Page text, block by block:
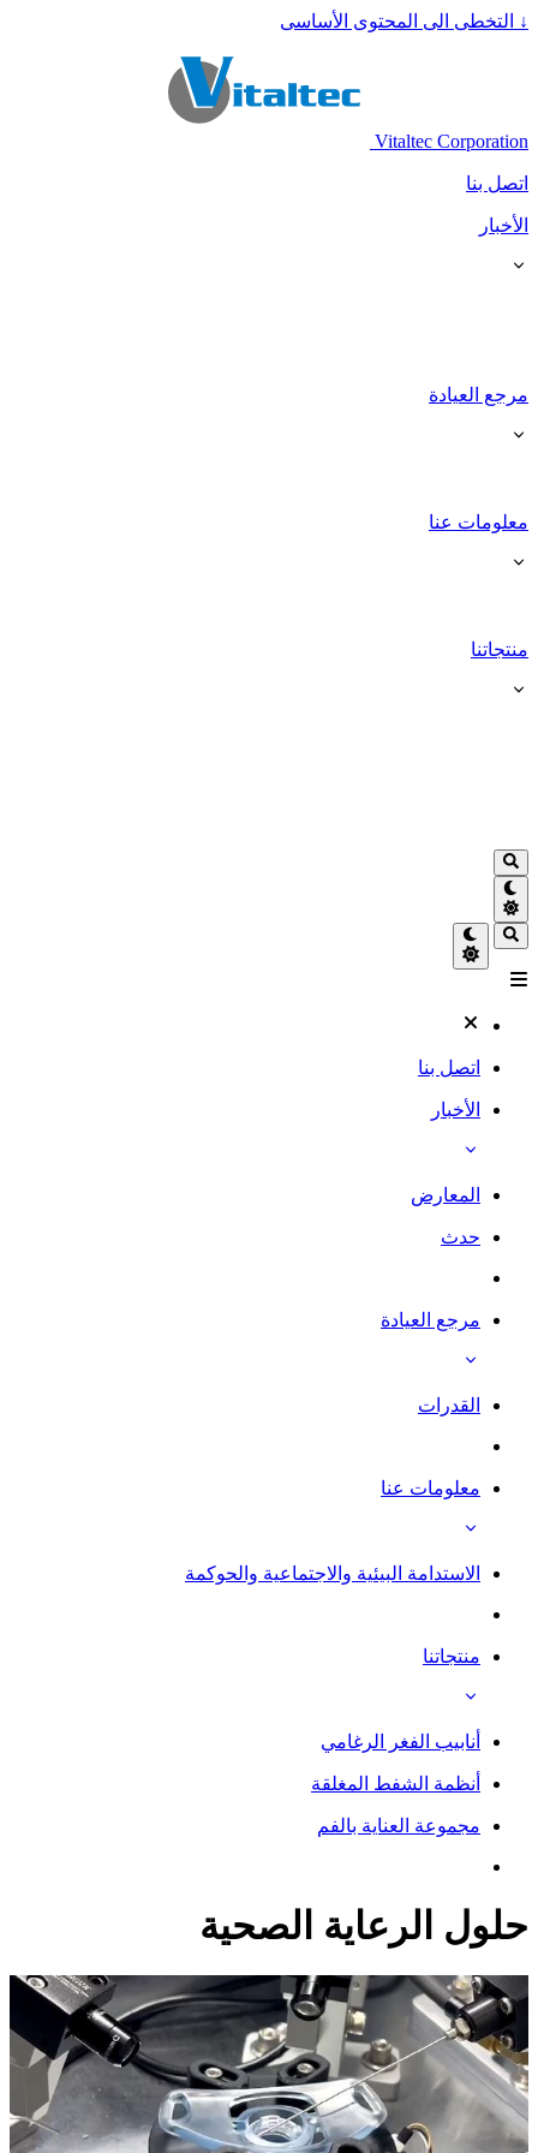
↓ التخطى الى المحتوى الأساسى
Vitaltec Corporation
اتصل بنا
الأخبار
مرجع العيادة
معلومات عنا
منتجاتنا
اتصل بنا
الأخبار
المعارض
حدث
مرجع العيادة
القدرات
معلومات عنا
الاستدامة البيئية والاجتماعية والحوكمة
منتجاتنا
أنابيب الفغر الرغامي
أنظمة الشفط المغلقة
مجموعة العناية بالفم
حلول الرعاية الصحية